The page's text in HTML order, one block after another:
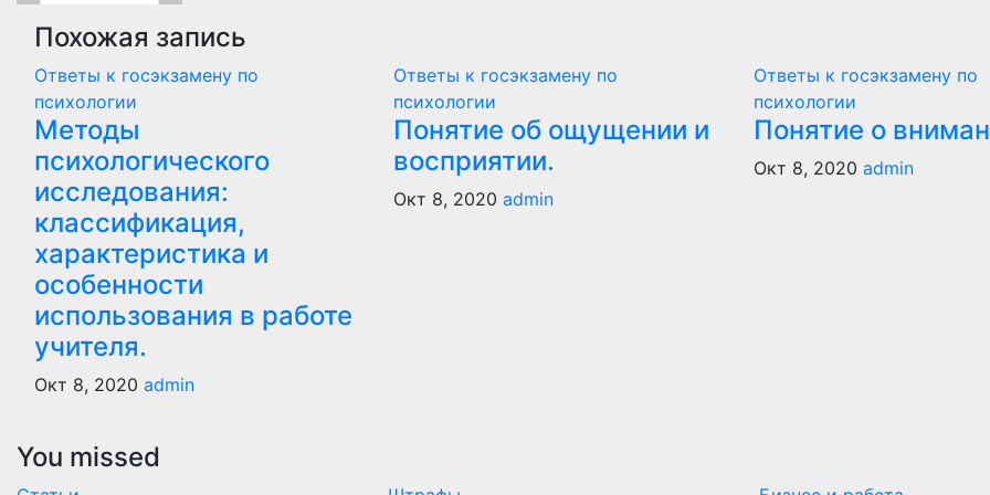
Похожая запись
Ответы к госэкзамену по
психологии
Методы
психологического
исследования:
классификация,
характеристика и
особенности
использования в работе
учителя.
Окт 8, 2020 admin
Ответы к госэкзамену по
психологии
Понятие об ощущении и
восприятии.
Окт 8, 2020admin
Ответы к госэкзамену по
психологии
Понятие о
Окт 8, 2020 admin
You missed